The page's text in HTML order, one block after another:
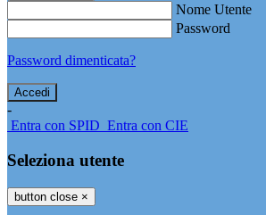
Nome Utente
Password
Password dimenticata?
-
Entra con SPID Entra con CIE
Seleziona utente
button close ×